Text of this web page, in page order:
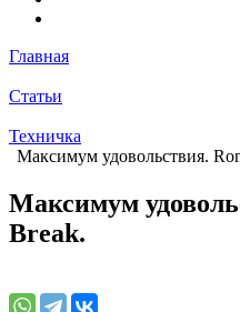
Главная
Статьи
Техничка
Максимум удовольствия.
Максимум
Break.